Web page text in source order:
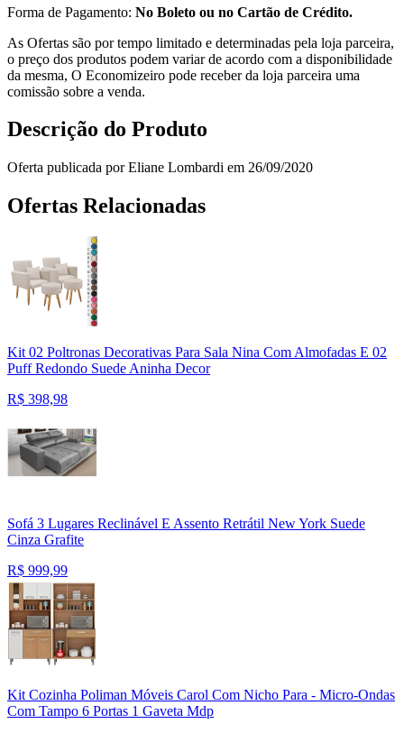
Forma de Pagamento: No Boleto ou no Cartão de Crédito.
As Ofertas são por tempo limitado e determinadas pela loja parceira,
o preço dos produtos podem variar de acordo com a disponibilidade
da mesma, O Economizeiro pode receber da loja parceira uma
comissão sobre a venda.
Descrição do Produto
Oferta publicada por Eliane Lombardi em 26/09/2020
Ofertas Relacionadas
Kit 02 Poltronas Decorativas Para Sala Nina Com Almofadas E 02
Puff Redondo Suede Aninha Decor
R$ 398,98
Sofá 3 Lugares Reclinável E Assento Retrátil New York Suede
Cinza Grafite
R$ 999,99
Kit Cozinha Poliman Móveis Carol Com Nicho Para - Micro-Ondas
Com Tampo 6 Portas 1 Gaveta Mdp